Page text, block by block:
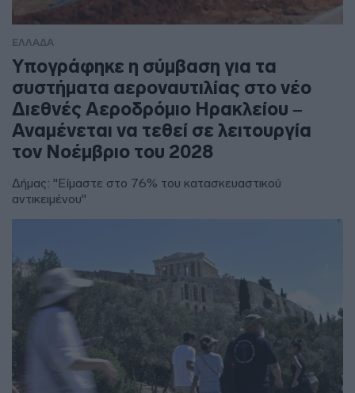
ΕΛΛΑΔΑ
Υπογράφηκε η σύμβαση για τα
συστήματα αεροναυτιλίας στο νέο
Διεθνές Αεροδρόμιο Ηρακλείου –
Αναμένεται να τεθεί σε λειτουργία
τον Νοέμβριο του 2028
Δήμας: "Είμαστε στο 76% του κατασκευαστικού
αντικειμένου"